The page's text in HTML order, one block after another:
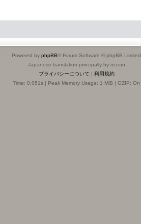
Powered by phpBB® Forum Software © phpBB Limited
Japanese translation principally by ocean
プライバシーについて | 利用規約
Time: 0.051s | Peak Memory Usage: 1 MiB | GZIP: On